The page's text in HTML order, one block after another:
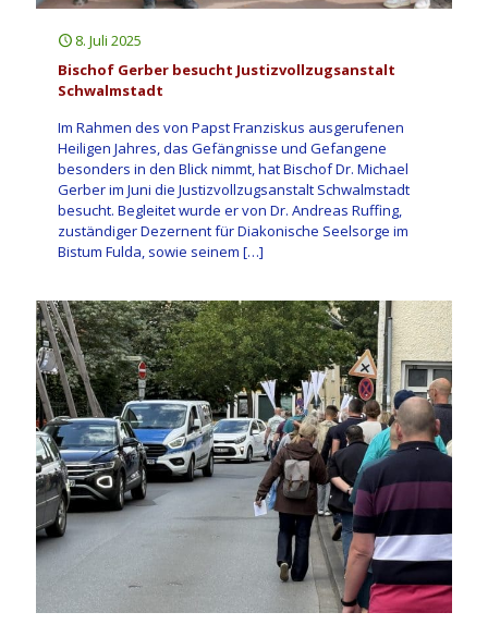
8. Juli 2025
Bischof Gerber besucht Justizvollzugsanstalt
Schwalmstadt
Im Rahmen des von Papst Franziskus ausgerufenen
Heiligen Jahres, das Gefängnisse und Gefangene
besonders in den Blick nimmt, hat Bischof Dr. Michael
Gerber im Juni die Justizvollzugsanstalt Schwalmstadt
besucht. Begleitet wurde er von Dr. Andreas Ruffing,
zuständiger Dezernent für Diakonische Seelsorge im
Bistum Fulda, sowie seinem […]